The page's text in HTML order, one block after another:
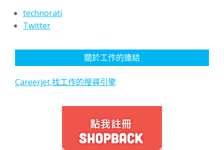
technorati
Twitter
關於工作的連結
Careerjet,找工作的搜尋引擎